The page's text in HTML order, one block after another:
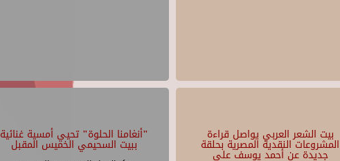
"أنغامنا الحلوة" تحيي أمسية غنائية
ببيت السحيمي الخميس المقبل
بيت الشعر العربي يواصل قراءة
المشروعات النقدية المصرية بحلقة
جديدة عن أحمد يوسف علي